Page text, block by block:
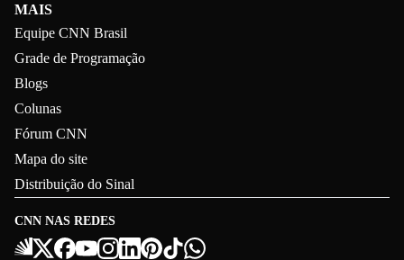
CNN NAS REDES
MAIS
Equipe CNN Brasil
Grade de Programação
Blogs
Colunas
Fórum CNN
Mapa do site
Distribuição do Sinal